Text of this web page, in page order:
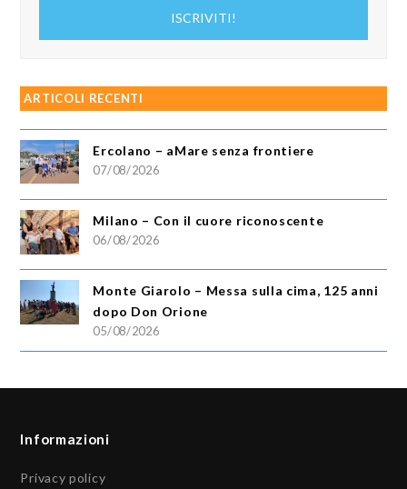
ISCRIVITI!
ARTICOLI RECENTI
Ercolano – aMare senza frontiere
07/08/2026
Milano – Con il cuore riconoscente
06/08/2026
Monte Giarolo – Messa sulla cima, 125 anni
dopo Don Orione
05/08/2026
Informazioni
Privacy policy